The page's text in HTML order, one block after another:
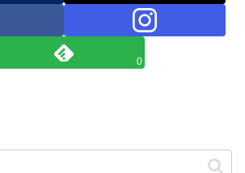
0